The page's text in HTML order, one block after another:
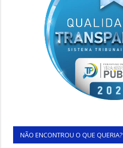
NÃO ENCONTROU O QUE QUERIA?